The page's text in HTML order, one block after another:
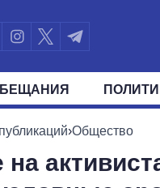
ПОЛИТИКИ ПРЕЗИДЕНТ И
›Общество
на